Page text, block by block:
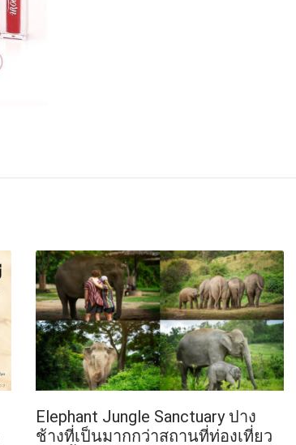
Elephant Jungle Sanctuary ปาง
ช้างที่เป็นมากกว่าสถานที่ท่องเที่ยว